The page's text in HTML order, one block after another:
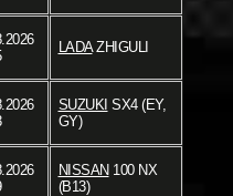
LADAZHIGULI
SUZUKI SX4 (EY,
GY)
NISSAN 100 NX
(B13)